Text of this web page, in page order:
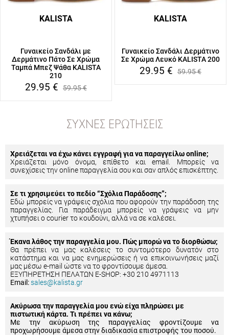
KALISTA
Γυναικείο Σανδάλι με
Δερμάτινο Πάτο Σε Χρώμα
Ταμπά Μπεζ Ψάθα KALISTA
210
29.95 € 59.95€
KALISTA
Γυναικείο Σανδάλι Δερμάτινο
Σε Χρώμα Λευκό KALISTA 200
29.95 € 59.95€
ΣΥΧΝΈΣ ΕΡΩΤΉΣΕΙΣ
Χρειάζεται να έχω κάνει εγγραφή για να παραγγείλω online;
Χρειάζεται μόνο όνομα, επίθετο και email. Μπορείς να
συνεχίσεις την online παραγγελία σου και σαν απλός επισκέπτης.
Σε τι χρησιμεύει το πεδίο “Σχόλια Παράδοσης”;
Εδώ μπορείς να γράψεις σχόλια που αφορούν την παράδοση της
παραγγελίας. Για παράδειγμα μπορείς να γράψεις να μην
χτυπήσει ο courier το κουδούνι, αλλά να σε καλέσει.
Έκανα λάθος την παραγγελία μου. Πώς μπορώ να το διορθώσω;
Θα πρέπει να μας καλέσεις το συντομότερο δυνατόν στο
κατάστημα και να μας ενημερώσεις ή να επικοινωνήσεις μαζί
μας μέσω e-mail ώστε να το φροντίσουμε άμεσα.
ΕΞΥΠΗΡΕΤΗΣΗ ΠΕΛΑΤΩΝ E-SHOP: +30 210 4971113
Email:sales@kalista.gr
Ακύρωσα την παραγγελία μου ενώ είχα πληρώσει με
πιστωτική κάρτα. Τι πρέπει να κάνω;
Με την ακύρωση της παραγγελίας φροντίζουμε να
προχωρήσουμε άμεσα στην διαδικασία επιστροφής του ποσού.